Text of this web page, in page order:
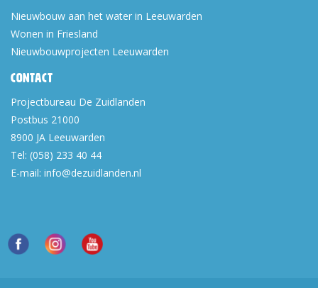
Nieuwbouw aan het water in Leeuwarden
Wonen in Friesland
Nieuwbouwprojecten Leeuwarden
Contact
Projectbureau De Zuidlanden
Postbus 21000
8900 JA Leeuwarden
Tel: (058) 233 40 44
E-mail: info@dezuidlanden.nl